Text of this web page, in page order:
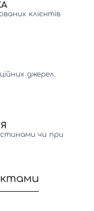
клієнтів
джерел.
чи при